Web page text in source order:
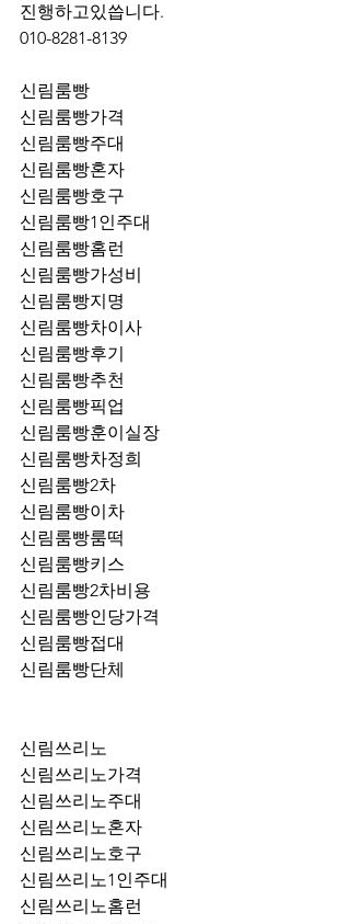
진행하고있씁니다.
010-8281-8139
신림룸빵
신림룸빵가격
신림룸빵주대
신림룸빵혼자
신림룸빵호구
신림룸빵1인주대
신림룸빵홈런
신림룸빵가성비
신림룸빵지명
신림룸빵차이사
신림룸빵후기
신림룸빵추천
신림룸빵훈이실장
신림룸빵차정희
신림룸빵2차
신림룸빵이차
신림룸빵룸떡
신림룸빵키스
신림룸빵2차비용
신림룸빵인당가격
신림룸빵접대
신림룸빵단체
신림쓰리노
신림쓰리노가격
신림쓰리노주대
신림쓰리노혼자
신림쓰리노호구
신림쓰리노1인주대
신림쓰리노홈런